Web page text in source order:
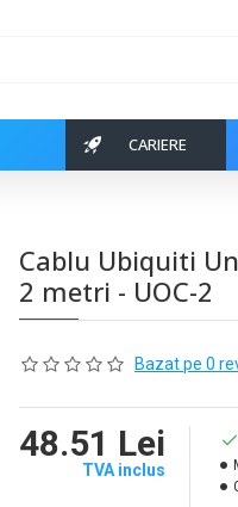
CARIERE
Cablu Ubiquiti
2 metri - UOC-2
Bazat pe 0
48.51 Lei
TVA inclus